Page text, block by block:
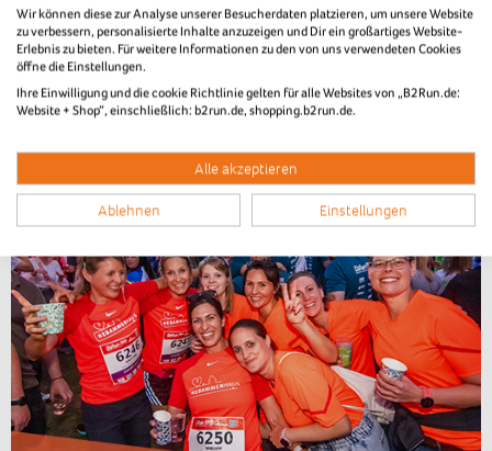
B2Run Koblenz 2025
Diashow Ziel
Wir können diese zur Analyse unserer Besucherdaten platzieren, um unsere Website
zu verbessern, personalisierte Inhalte anzuzeigen und Dir ein großartiges Website-
Erlebnis zu bieten. Für weitere Informationen zu den von uns verwendeten Cookies
öffne die Einstellungen.
Ihre Einwilligung und die cookie Richtlinie gelten für alle Websites von „B2Run.de:
Website + Shop“, einschließlich: b2run.de, shopping.b2run.de.
Alle akzeptieren
Ablehnen Einstellungen